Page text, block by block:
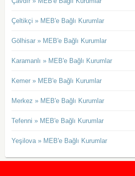
Çeltikçi » MEB'e Bağlı Kurumlar
Gölhisar » MEB'e Bağlı Kurumlar
Karamanlı » MEB'e Bağlı Kurumlar
Kemer » MEB'e Bağlı Kurumlar
Merkez » MEB'e Bağlı Kurumlar
Tefenni » MEB'e Bağlı Kurumlar
Yeşilova » MEB'e Bağlı Kurumlar